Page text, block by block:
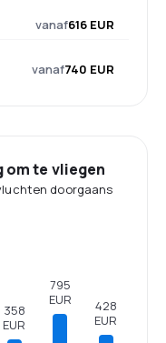
vanaf616 EUR
vanaf740 EUR
om te vliegen
doorgaans
358
EUR
795
EUR
428
EUR